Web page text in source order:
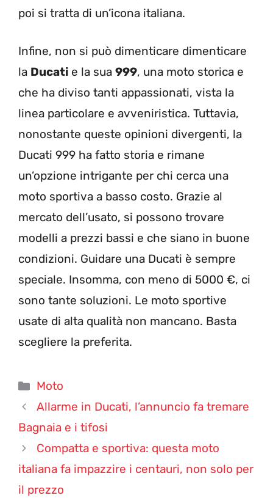
poi si tratta di un’icona italiana.
Infine, non si può dimenticare dimenticare
la Ducati e la sua 999, una moto storica e
che ha diviso tanti appassionati, vista la
linea particolare e avveniristica. Tuttavia,
nonostante queste opinioni divergenti, la
Ducati 999 ha fatto storia e rimane
un’opzione intrigante per chi cerca una
moto sportiva a basso costo. Grazie al
mercato dell’usato, si possono trovare
modelli a prezzi bassi e che siano in buone
condizioni. Guidare una Ducati è sempre
speciale. Insomma, con meno di 5000 €, ci
sono tante soluzioni. Le moto sportive
usate di alta qualità non mancano. Basta
scegliere la preferita.
Categorie
Moto
Allarme in Ducati, l’annuncio fa tremare
Bagnaia e i tifosi
Compatta e sportiva: questa moto
italiana fa impazzire i centauri, non solo per
il prezzo